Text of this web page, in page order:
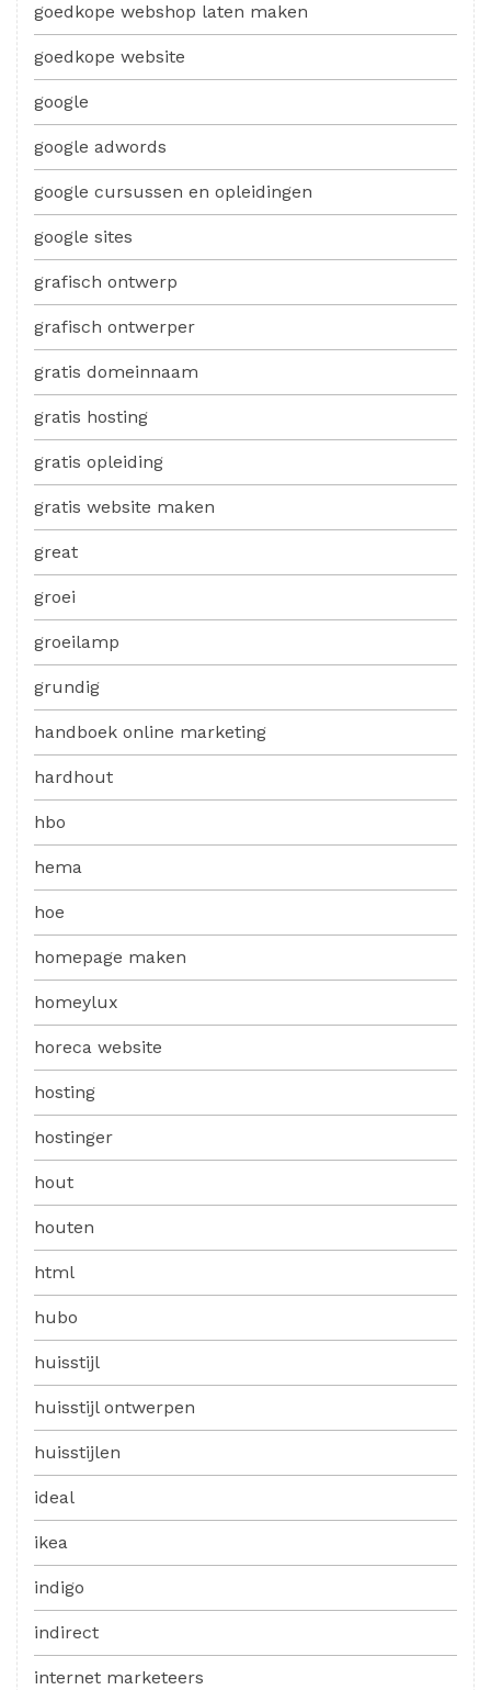
goedkope webshop laten maken
goedkope website
google
google adwords
google cursussen en opleidingen
google sites
grafisch ontwerp
grafisch ontwerper
gratis domeinnaam
gratis hosting
gratis opleiding
gratis website maken
great
groei
groeilamp
grundig
handboek online marketing
hardhout
hbo
hema
hoe
homepage maken
homeylux
horeca website
hosting
hostinger
hout
houten
html
hubo
huisstijl
huisstijl ontwerpen
huisstijlen
ideal
ikea
indigo
indirect
internet marketeers